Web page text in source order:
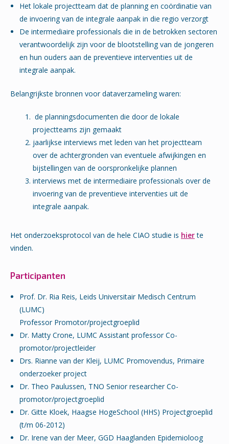
Het lokale projectteam dat de planning en coördinatie van
de invoering van de integrale aanpak in die regio verzorgt
De intermediaire professionals die in de betrokken sectoren
verantwoordelijk zijn voor de blootstelling van de jongeren
en hun ouders aan de preventieve interventies uit de
integrale aanpak.
Belangrijkste bronnen voor dataverzameling waren:
de planningsdocumenten die door de lokale
projectteams zijn gemaakt
jaarlijkse interviews met leden van het projectteam
over de achtergronden van eventuele afwijkingen en
bijstellingen van de oorspronkelijke plannen
interviews met de intermediaire professionals over de
invoering van de preventieve interventies uit de
integrale aanpak.
Het onderzoeksprotocol van de hele CIAO studie is hierte
vinden.
Participanten
Prof. Dr. Ria Reis, Leids Universitair Medisch Centrum
(LUMC)
Professor Promotor/projectgroeplid
Dr. Matty Crone, LUMC Assistant professor Co-
promotor/projectleider
Drs. Rianne van der Kleij, LUMC Promovendus, Primaire
onderzoeker project
Dr. Theo Paulussen, TNO Senior researcher Co-
promotor/projectgroeplid
Dr. Gitte Kloek, Haagse HogeSchool (HHS) Projectgroeplid
(t/m 06-2012)
Dr. Irene van der Meer, GGD Haaglanden Epidemioloog